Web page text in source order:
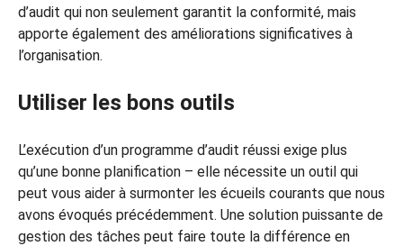
d’audit qui non seulement garantit la conformité, mais
apporte également des améliorations significatives à
l’organisation.
Utiliser les bons outils
L’exécution d’un programme d’audit réussi exige plus
qu’une bonne planification – elle nécessite un outil qui
peut vous aider à surmonter les écueils courants que nous
avons évoqués précédemment. Une solution puissante de
gestion des tâches peut faire toute la différence en